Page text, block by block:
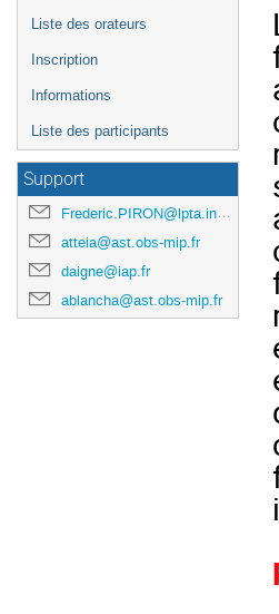
Liste des orateurs
Inscription
Informations
Liste des participants
Support
Frederic.PIRON@lpta.in2p3.fr
atteia@ast.obs-mip.fr
daigne@iap.fr
ablancha@ast.obs-mip.fr